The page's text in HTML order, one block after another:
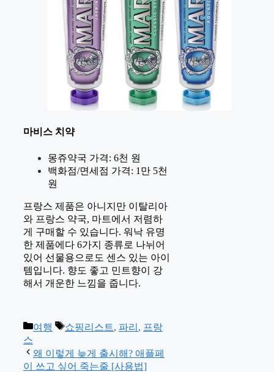
마비스 치약
몽쥬약국 가격: 6천 원
백화점/면세점 가격: 1만 5천
원
프랑스 제품은 아니지만 이탈리아
와 프랑스 약국, 마트에서 저렴하
게 구매할 수 있습니다. 워낙 유명
한 제품에다 6가지 종류로 나뉘어
있어 선물용으로도 센스 있는 아이
템입니다. 향도 좋고 민트향이 강
해서 개운한 느낌을 줍니다.
카
고
리
여행
태
쇼핑리스트, 파리 , 프랑
스
왜 이렇게 늦게 출시해? 애플페
이 쓰고 싶어 죽는줄 [사용법]